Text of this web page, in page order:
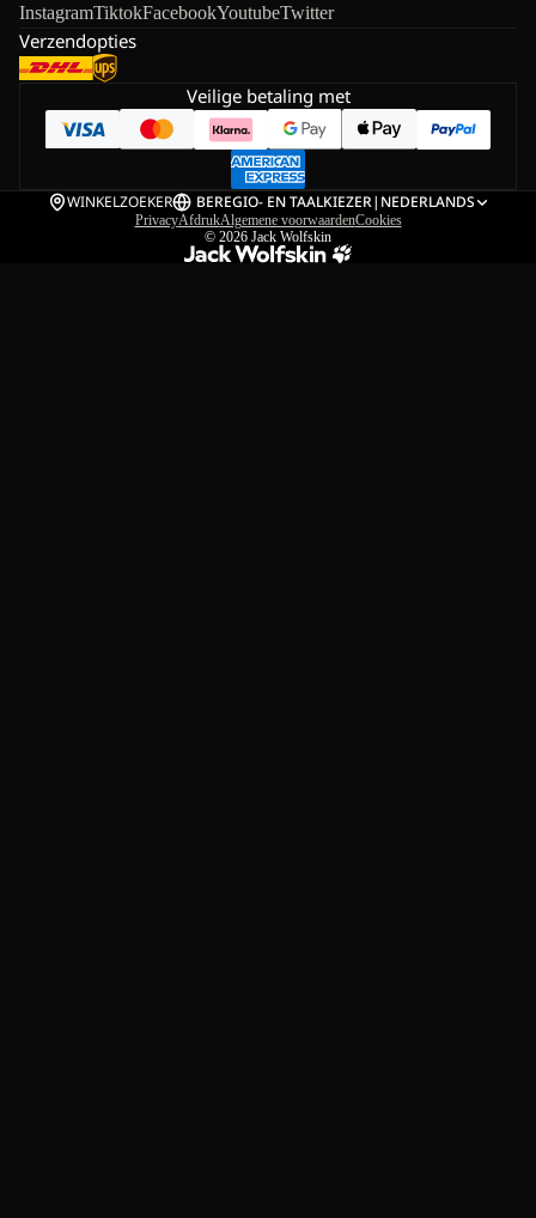
InstagramTiktokFacebookYoutubeTwitter
Verzendopties
Veilige betaling met
WINKELZOEKER BEREGIO- EN TAALKIEZER| NEDERLANDS
PrivacyAfdrukAlgemene voorwaardenCookies
© 2026 Jack Wolfskin